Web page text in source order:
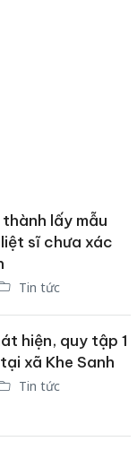
lấy mẫu
sĩ chưa xác
Tin tức
hiện, quy tập 1
xã Khe Sanh
Tin tức